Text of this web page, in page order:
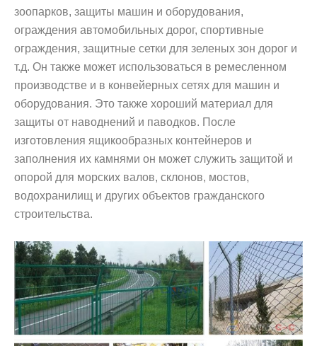
зоопарков, защиты машин и оборудования,
ограждения автомобильных дорог, спортивные
ограждения, защитные сетки для зеленых зон дорог и
т.д. Он также может использоваться в ремесленном
производстве и в конвейерных сетях для машин и
оборудования. Это также хороший материал для
защиты от наводнений и паводков. После
изготовления ящикообразных контейнеров и
заполнения их камнями он может служить защитой и
опорой для морских валов, склонов, мостов,
водохранилищ и других объектов гражданского
строительства.